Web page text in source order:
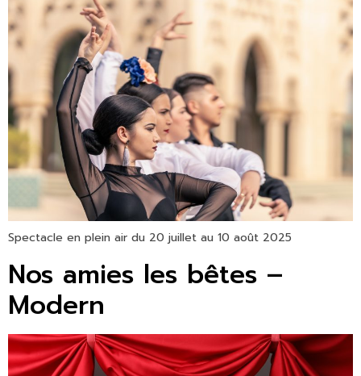
Spectacle en plein air du 20 juillet au 10 août 2025
Nos amies les bêtes –
Modern